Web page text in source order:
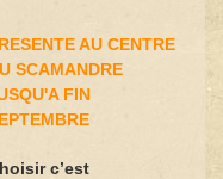
AU CENTRE
SCAMANDRE
FIN
c’est